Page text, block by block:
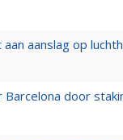
aanslag op
Barcelona door